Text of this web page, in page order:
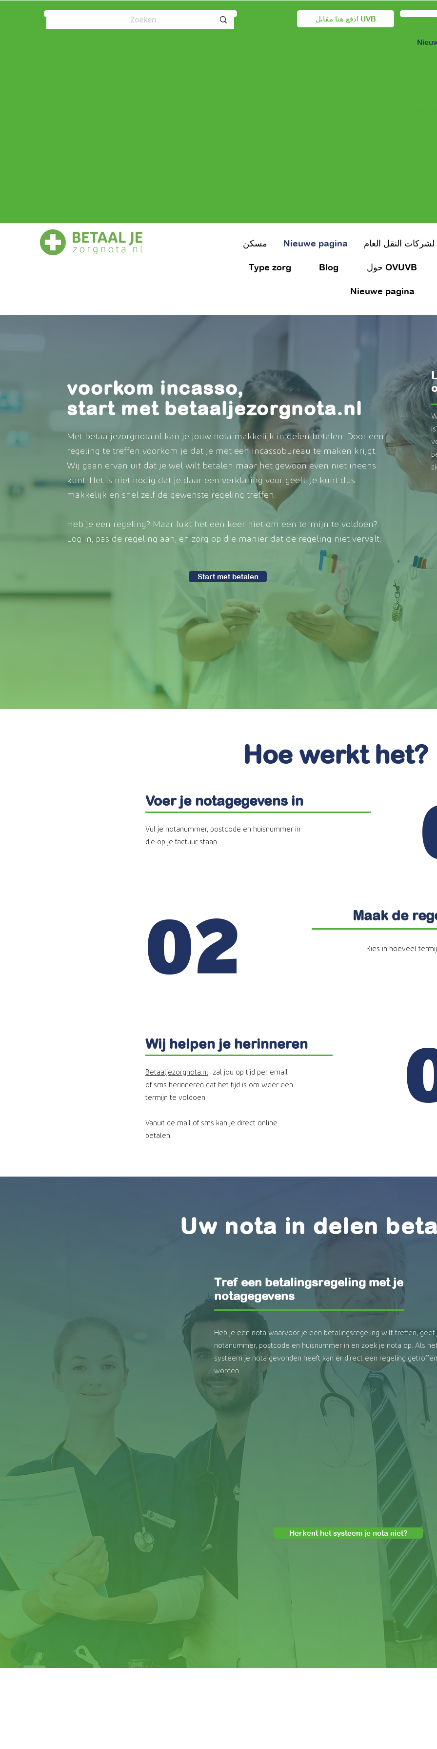
ادفع هنا مقابل UVB
مسكن Nieuwe pagina لشركات النقل العام
Type zorg Blog حول OVUVB
Nieuwe pagina
voorkom incasso,
start met betaaljezorgnota.nl
Met betaaljezorgnota.nl
kan je jouw nota makkelijk in delen betalen. Door een
regeling te treffen voorkom je dat je met een incassobureau te maken krijgt.
Wij gaan ervan uit dat je wel wilt betalen maar het gewoon even niet ineens
kunt. Het is niet nodig dat je daar een verklaring voor geeft. Je kunt dus
makkelijk en snel zelf de gewenste regeling treffen.
Heb je een regeling? Maar lukt het een keer niet om een termijn te voldoen?
Log in, pas de regeling aan, en zorg op die manier dat de regeling niet vervalt.
Start met betalen
Hoe werkt het?
Voer je notagegevens in
Vul je notanummer, postcode en huisnummer in
die op je factuur staan.
02
Maak de
Kies in hoeveel
Wij helpen je herinneren
Betaaljezorgnota.nl zal jou op tijd per email
of sms herinneren dat het tijd is om weer een
termijn te voldoen.
Vanuit de mail of sms kan je direct online
betalen.
Uw nota in delen
Tref een betalingsregeling met je
notagegevens
Heb je een nota waarvoor je een betalingsregeling wilt treffen, geef
notanummer, postcode en huisnummer in en zoek je nota op. Als
systeem je nota gevonden heeft kan er direct een regeling getroffen
worden.
Herkent het systeem je nota niet?